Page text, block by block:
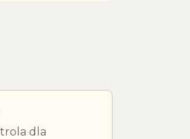
dla